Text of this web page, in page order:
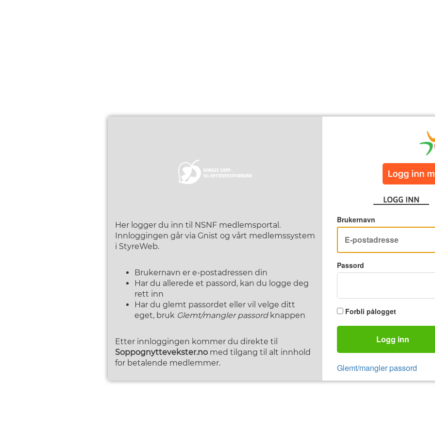
Her logger du inn til NSNF medlemsportal.
Innloggingen går via Gnist og vårt medlemssystem
i StyreWeb.
Brukernavn er e-postadressen din
Har du allerede et passord, kan du logge deg
rett inn
Har du glemt passordet eller vil velge ditt
eget, bruk Glemt/mangler passordknappen
Etter innloggingen kommer du direkte til
Soppognyttevekster.no med tilgang til alt innhold
for betalende medlemmer.
LOGG INN
Brukernavn
Passord
Forbli pålogget
Logg inn
Glemt/mangler passord